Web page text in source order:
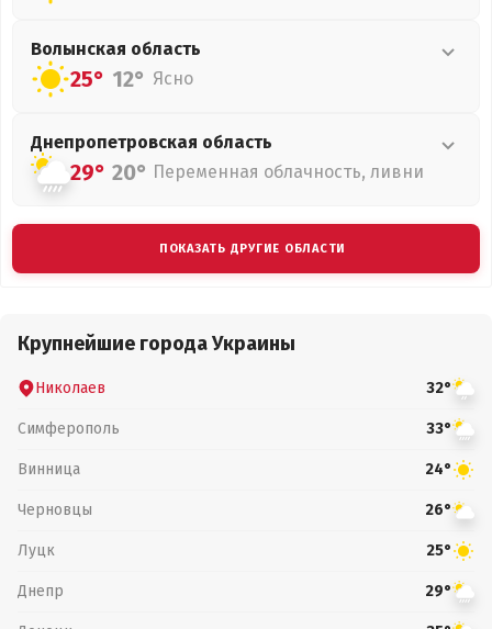
Волынская область
25° 12° Ясно
Днепропетровская область
29° 20° Переменная облачность, ливни
ПОКАЗАТЬ ДРУГИЕ ОБЛАСТИ
Крупнейшие города Украины
Николаев 32°
Симферополь 33°
Винница 24°
Черновцы 26°
Луцк 25°
Днепр 29°